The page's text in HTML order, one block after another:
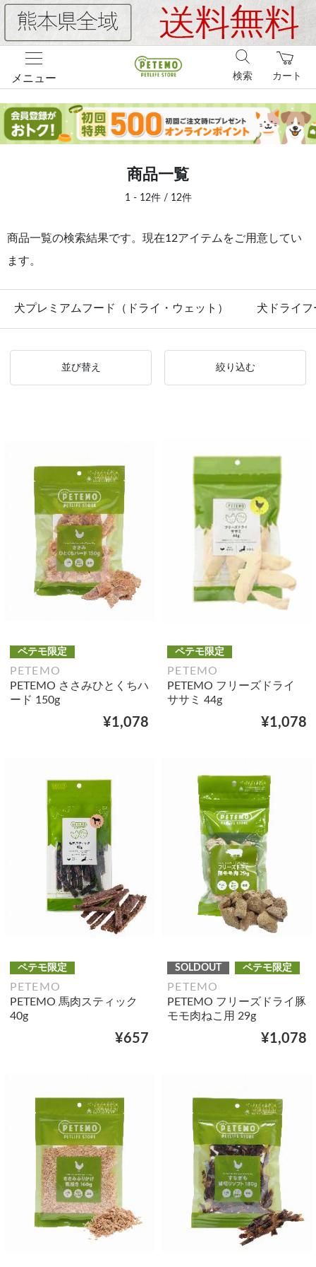
メニュー カート
検索
商品一覧
1 - 12件 / 12件
商品一覧の検索結果です。現在12アイテムをご用意してい
ます。
犬プレミアムフード（ドライ・ウェット） 犬ドライフ
並び替え 絞り込む
ペテモ限定
PETEMO
PETEMO ささみひとくちハ
ード 150g
¥1,078
ペテモ限定
PETEMO
PETEMO フリーズドライ
ササミ 44g
¥1,078
ペテモ限定
PETEMO
PETEMO 馬肉スティック
40g
¥657
SOLDOUT ペテモ限定
PETEMO
PETEMO フリーズドライ豚
モモ肉ねこ用 29g
¥1,078